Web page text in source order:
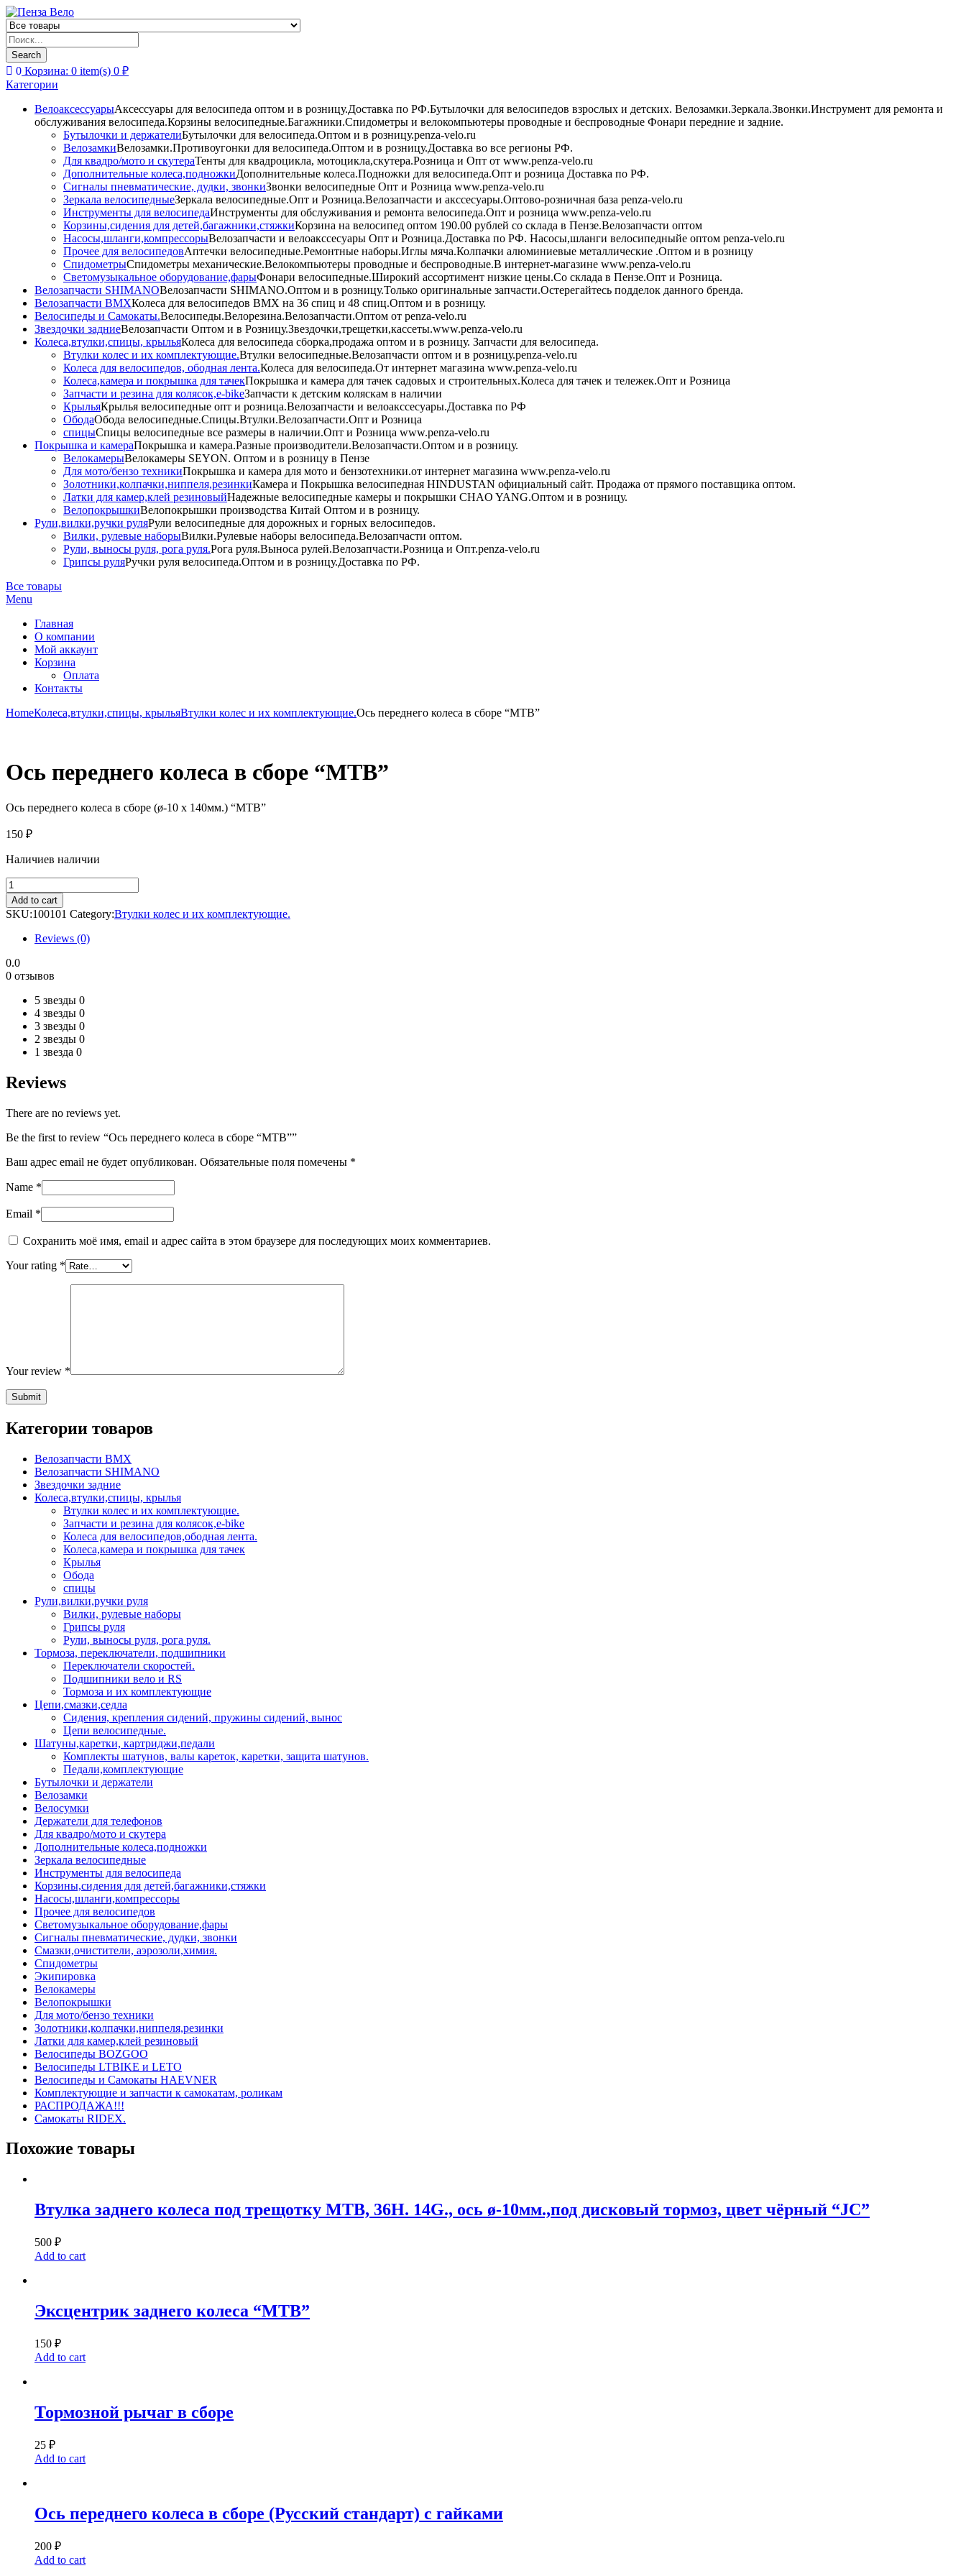
Products
search
Search
0 Корзина: 0 item(s) 0 ₽
Категории
ВелоаксессуарыАксессуары для велосипеда оптом и в розницу.Доставка по РФ.Бутылочки для велосипедов взрослых и детских. Велозамки.Зеркала.Звонки.Инструмент для ремонта и
обслуживания велосипеда.Корзины велосипедные.Багажники.Спидометры и велокомпьютеры проводные и беспроводные Фонари передние и задние.
Бутылочки и держателиБутылочки для велосипеда.Оптом и в розницу.penza-velo.ru
ВелозамкиВелозамки.Противоугонки для велосипеда.Оптом и в розницу.Доставка во все регионы РФ.
Для квадро/мото и скутераТенты для квадроцикла, мотоцикла,скутера.Розница и Опт от www.penza-velo.ru
Дополнительные колеса,подножкиДополнительные колеса.Подножки для велосипеда.Опт и розница Доставка по РФ.
Сигналы пневматические, дудки, звонкиЗвонки велосипедные Опт и Розница www.penza-velo.ru
Зеркала велосипедныеЗеркала велосипедные.Опт и Розница.Велозапчасти и акссесуары.Оптово-розничная база penza-velo.ru
Инструменты для велосипедаИнструменты для обслуживания и ремонта велосипеда.Опт и розница www.penza-velo.ru
Корзины,сидения для детей,багажники,стяжкиКорзина на велосипед оптом 190.00 рублей со склада в Пензе.Велозапчасти оптом
Насосы,шланги,компрессорыВелозапчасти и велоакссесуары Опт и Розница.Доставка по РФ. Насосы,шланги велосипедныйе оптом penza-velo.ru
Прочее для велосипедовАптечки велосипедные.Ремонтные наборы.Иглы мяча.Колпачки алюминиевые металлические .Оптом и в розницу
СпидометрыСпидометры механические.Велокомпьютеры проводные и беспроводные.В интернет-магазине www.penza-velo.ru
Светомузыкальное оборудование,фарыФонари велосипедные.Широкий ассортимент низкие цены.Со склада в Пензе.Опт и Розница.
Велозапчасти SHIMANOВелозапчасти SHIMANO.Оптом и в розницу.Только оригинальные запчасти.Остерегайтесь подделок данного бренда.
Велозапчасти BMXКолеса для велосипедов BMX на 36 спиц и 48 спиц.Оптом и в розницу.
Велосипеды и Самокаты.Велосипеды.Велорезина.Велозапчасти.Оптом от penza-velo.ru
Звездочки задниеВелозапчасти Оптом и в Розницу.Звездочки,трещетки,кассеты.www.penza-velo.ru
Колеса,втулки,спицы, крыльяКолеса для велосипеда сборка,продажа оптом и в розницу. Запчасти для велосипеда.
Втулки колес и их комплектующие.Втулки велосипедные.Велозапчасти оптом и в розницу.penza-velo.ru
Колеса для велосипедов, ободная лента.Колеса для велосипеда.От интернет магазина www.penza-velo.ru
Колеса,камера и покрышка для тачекПокрышка и камера для тачек садовых и строительных.Колеса для тачек и тележек.Опт и Розница
Запчасти и резина для колясок,e-bikeЗапчасти к детским коляскам в наличии
КрыльяКрылья велосипедные опт и розница.Велозапчасти и велоакссесуары.Доставка по РФ
ОбодаОбода велосипедные.Спицы.Втулки.Велозапчасти.Опт и Розница
спицыСпицы велосипедные все размеры в наличии.Опт и Розница www.penza-velo.ru
Покрышка и камераПокрышка и камера.Разные производители.Велозапчасти.Оптом и в розницу.
ВелокамерыВелокамеры SEYON. Оптом и в розницу в Пензе
Для мото/бензо техникиПокрышка и камера для мото и бензотехники.от интернет магазина www.penza-velo.ru
Золотники,колпачки,ниппеля,резинкиКамера и Покрышка велосипедная HINDUSTAN официальный сайт. Продажа от прямого поставщика оптом.
Латки для камер,клей резиновыйНадежные велосипедные камеры и покрышки CHAO YANG.Оптом и в розницу.
ВелопокрышкиВелопокрышки производства Китай Оптом и в розницу.
Рули,вилки,ручки руляРули велосипедные для дорожных и горных велосипедов.
Вилки, рулевые наборыВилки.Рулевые наборы велосипеда.Велозапчасти оптом.
Рули, выносы руля, рога руля.Рога руля.Выноса рулей.Велозапчасти.Розница и Опт.penza-velo.ru
Грипсы руляРучки руля велосипеда.Оптом и в розницу.Доставка по РФ.
Все товары
Menu
Главная
О компании
Мой аккаунт
Корзина
Оплата
Контакты
HomeКолеса,втулки,спицы, крыльяВтулки колес и их комплектующие.Ось переднего колеса в сборе “MTB”
Ось переднего колеса в сборе “MTB”
Ось переднего колеса в сборе (ø-10 х 140мм.) “MTB”
150 ₽
Наличиев наличии
Ось
переднего
колеса
в
сборе
"MTB"
quantity
Add to cart
SKU:100101 Category:Втулки колес и их комплектующие.
Reviews (0)
0.0
0 отзывов
5 звезды 0
4 звезды 0
3 звезды 0
2 звезды 0
1 звезда 0
Reviews
There are no reviews yet.
Be the first to review “Ось переднего колеса в сборе “MTB””
Ваш адрес email не будет опубликован. Обязательные поля помечены *
Name *
Email *
Сохранить моё имя, email и адрес сайта в этом браузере для последующих моих комментариев.
Your rating *
Your review *
Категории товаров
Велозапчасти BMX
Велозапчасти SHIMANO
Звездочки задние
Колеса,втулки,спицы, крылья
Втулки колес и их комплектующие.
Запчасти и резина для колясок,e-bike
Колеса для велосипедов,ободная лента.
Колеса,камера и покрышка для тачек
Крылья
Обода
спицы
Рули,вилки,ручки руля
Вилки, рулевые наборы
Грипсы руля
Рули, выносы руля, рога руля.
Тормоза, переключатели, подшипники
Переключатели скоростей.
Подшипники вело и RS
Тормоза и их комплектующие
Цепи,смазки,седла
Сидения, крепления сидений, пружины сидений, вынос
Цепи велосипедные.
Шатуны,каретки, картриджи,педали
Комплекты шатунов, валы кареток, каретки, защита шатунов.
Педали,комплектующие
Бутылочки и держатели
Велозамки
Велосумки
Держатели для телефонов
Для квадро/мото и скутера
Дополнительные колеса,подножки
Зеркала велосипедные
Инструменты для велосипеда
Корзины,сидения для детей,багажники,стяжки
Насосы,шланги,компрессоры
Прочее для велосипедов
Светомузыкальное оборудование,фары
Сигналы пневматические, дудки, звонки
Смазки,очистители, аэрозоли,химия.
Спидометры
Экипировка
Велокамеры
Велопокрышки
Для мото/бензо техники
Золотники,колпачки,ниппеля,резинки
Латки для камер,клей резиновый
Велосипеды BOZGOO
Велосипеды LTBIKE и LETO
Велосипеды и Самокаты HAEVNER
Комплектующие и запчасти к самокатам, роликам
РАСПРОДАЖА!!!
Самокаты RIDEX.
Похожие товары
Втулка заднего колеса под трещотку МТВ, 36Н. 14G., ось ø-10мм.,под дисковый тормоз, цвет чёрный “JC”
500 ₽
Add to cart
Эксцентрик заднего колеса “MTB”
150 ₽
Add to cart
Тормозной рычаг в сборе
25 ₽
Add to cart
Ось переднего колеса в сборе (Русский стандарт) с гайками
200 ₽
Add to cart